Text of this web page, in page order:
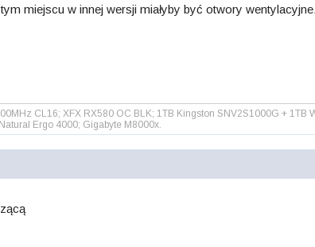
miejscu w innej wersji miałyby być otwory
CL16; XFX RX580 OC BLK; 1TB Kingston SNV2S1000G + 1TB
Ergo 4000; Gigabyte M8000x.